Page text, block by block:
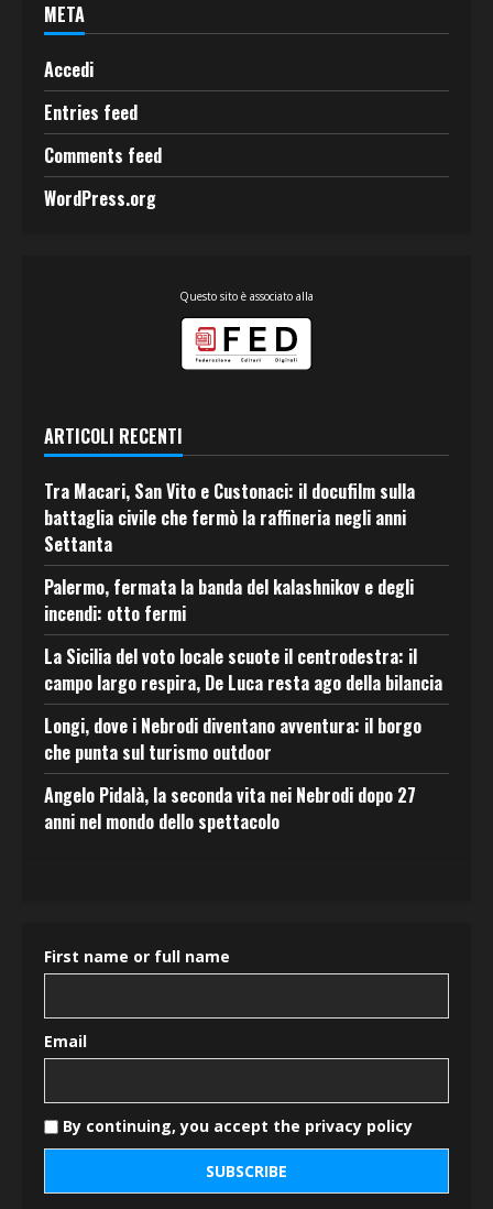
META
Accedi
Entries feed
Comments feed
WordPress.org
Questo sito è associato alla
ARTICOLI RECENTI
Tra Macari, San Vito e Custonaci: il docufilm sulla
battaglia civile che fermò la raffineria negli anni
Settanta
Palermo, fermata la banda del kalashnikov e degli
incendi: otto fermi
La Sicilia del voto locale scuote il centrodestra: il
campo largo respira, De Luca resta ago della bilancia
Longi, dove i Nebrodi diventano avventura: il borgo
che punta sul turismo outdoor
Angelo Pidalà, la seconda vita nei Nebrodi dopo 27
anni nel mondo dello spettacolo
First name or full name
Email
By continuing, you accept the privacy policy